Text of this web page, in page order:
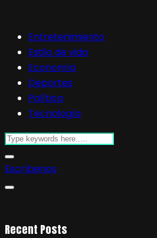
Entretenimiento
Estilo de vida
Economía
Deportes
Política
Tecnología
Escríbenos
Recent Posts